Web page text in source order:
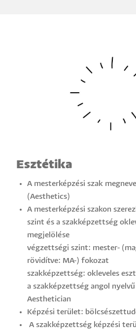
Esztétika
A mesterképzési szak
(Aesthetics)
A mesterképzési szakon
szint és a szakképzettség
megjelölése
végzettségi szint: mester-
rövidítve: MA-) fokozat
szakképzettség: okleveles
a szakképzettség angol
Aesthetician
Képzési terület:
A szakképzettség képzési